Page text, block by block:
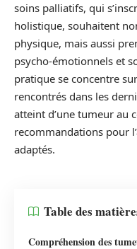
soins palliatifs, qui
holistique, souhaitent
physique, mais aussi
psycho-émotionnels et
pratique se concentre
rencontrés dans les
atteint d’une tumeur au
recommandations pour
adaptés.
Table des
Compréhension des